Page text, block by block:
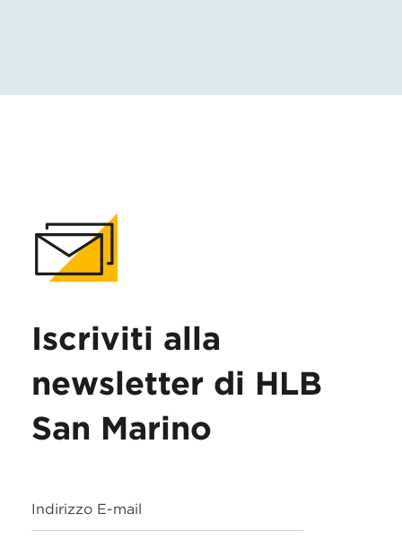
Iscriviti alla
newsletter di HLB
San Marino
Indirizzo E-mail